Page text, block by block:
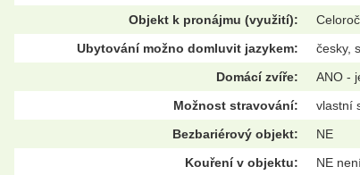
Objekt k pronájmu (využití):
Ubytování možno domluvit jazykem:
česky,
Domácí zvíře:
ANO -
Možnost stravování:
vlastní
Bezbariérový objekt:
NE
Kouření v objektu:
NE